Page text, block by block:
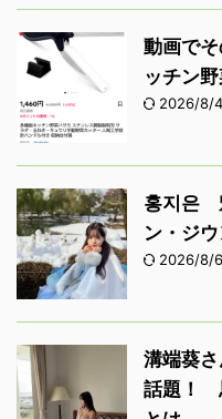
動画で
ッチン
2026/8/4
홍지은
ン・ジ
2026/8/6
溝端葵
話題！